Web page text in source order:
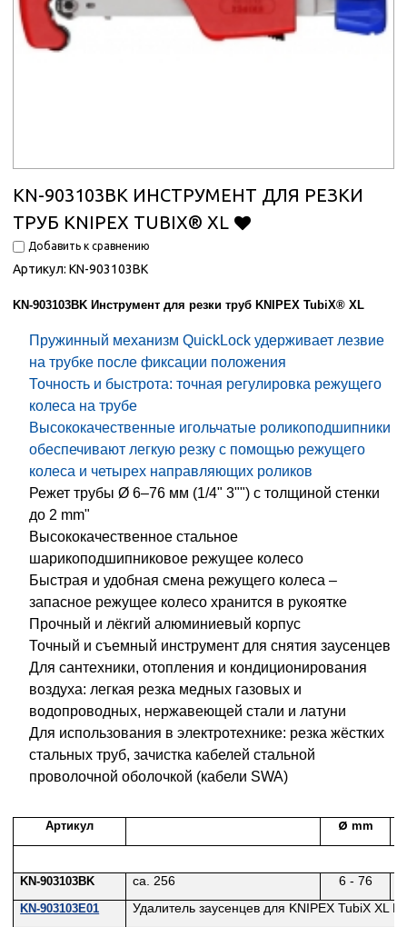
KN-903103BK ИНСТРУМЕНТ ДЛЯ РЕЗКИ
ТРУБ KNIPEX TUBIX® XL
Добавить к сравнению
Артикул: KN-903103BK
KN-903103BK Инструмент для резки труб KNIPEX TubiX® XL
Пружинный механизм QuickLock удерживает лезвие
на трубке после фиксации положения
Точность и быстрота: точная регулировка режущего
колеса на трубе
Высококачественные игольчатые роликоподшипники
обеспечивают легкую резку с помощью режущего
колеса и четырех направляющих роликов
Режет трубы Ø 6–76 мм (1/4" 3"") с толщиной стенки
до 2 mm"
Высококачественное стальное
шарикоподшипниковое режущее колесо
Быстрая и удобная смена режущего колеса –
запасное режущее колесо хранится в рукоятке
Прочный и лёкгий алюминиевый корпус
Точный и съемный инструмент для снятия заусенцев
Для сантехники, отопления и кондиционирования
воздуха: легкая резка медных газовых и
водопроводных, нержавеющей стали и латуни
Для использования в электротехнике: резка жёстких
стальных труб, зачистка кабелей стальной
проволочной оболочкой (кабели SWA)
Артикул Ø mm
KN-903103BK ca. 256 6 - 76
KN-903103E01 Удалитель заусенцев для KNIPEX TubiX XL